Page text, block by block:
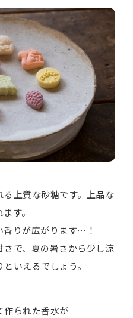
上質な砂糖です。上品な
す。
香りが広がります…！
で、夏の暑さから少し涼
いえるでしょう。
作られた香水が